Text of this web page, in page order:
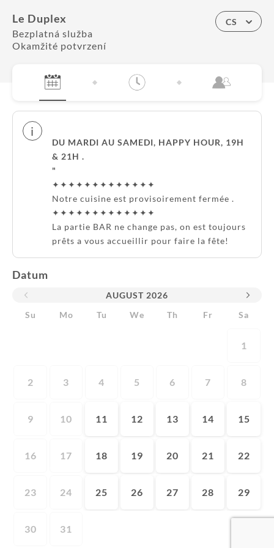
Le Duplex
Bezplatná služba
Okamžité potvrzení
CS
i
DU MARDI AU SAMEDI, HAPPY HOUR, 19H
& 21H .
"
✦✦✦✦✦✦✦✦✦✦✦✦✦
Notre cuisine est provisoirement fermée .
✦✦✦✦✦✦✦✦✦✦✦✦✦
La partie BAR ne change pas, on est toujours
prêts a vous accueillir pour faire la fête!
Datum
AUGUST 2026
Su
Mo Tu We Th Fr Sa
1
2 3 4 5 6 7 8
9 10 11 12 13 14 15
16 17 18 19 20 21 22
23 24 25 26 27 28 29
30 31